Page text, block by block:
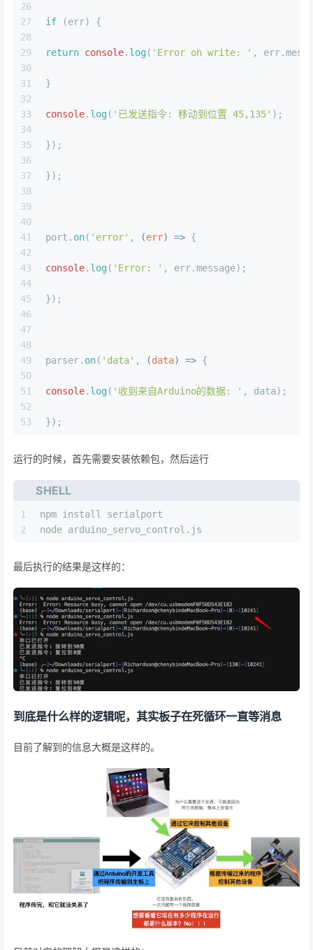
26
27
28
29
30
31
32
33
34
35
36
37
38
39
40
41
42
43
44
45
46
47
48
49
50
51
52
53
if (err) {
return console. log( 'Error on write: ' , err.
}
console. log( '已发送指令: 移动到位置 45,135' );
});
});
port. on( 'error' , (err) => {
console. log( 'Error: ' , err.message);
});
parser. on( 'data' , (data) => {
console. log( '收到来自Arduino的数据: ' , data);
});
运行的时候，首先需要安装依赖包，然后运行
SHELL
1
2
npm install serialport
node arduino_servo_control.js
最后执行的结果是这样的：
到底是什么样的逻辑呢，其实板子在死循环一直等消息
目前了解到的信息大概是这样的。